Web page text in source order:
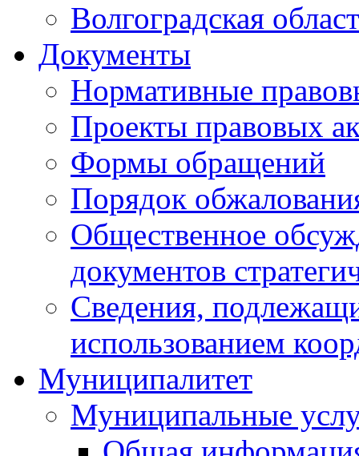
Волгоградская
Документы
Нормативные
Проекты правовых
Формы обращений
Порядок
Общественное
документов
Сведения,
использованием
Муниципалитет
Муниципальные